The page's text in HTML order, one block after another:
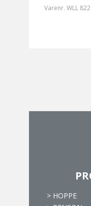
Varenr. WLL
> HOPPE